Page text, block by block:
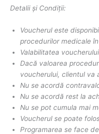
Detalii și Condiții:
Voucherul este
procedurilor medicale
Valabilitatea
Dacă valoarea
voucherului, clientul va
Nu se acordă
Nu se acordă rest la
Nu se pot cumula mai
Voucherul se poate
Programarea se face